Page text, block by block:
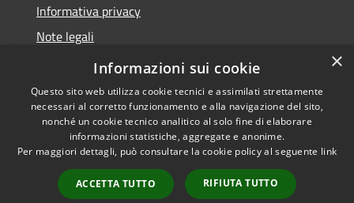
Indietro Prosegui
Informativa privacy
Note legali
Dichiarazione di accessibilità
Accessibilità
Copyright © 2026 • Comune di
Varano Borghi • Powered by
Municipium•
Accesso
redazione
×
Informazioni sui cookie
Questo sito web utilizza cookie tecnici e assimilati strettamente
necessari al corretto funzionamento e alla navigazione del sito,
nonché un cookie tecnico analitico al solo fine di elaborare
informazioni statistiche, aggregate e anonime.
Per maggiori dettagli, può consultare la cookie policy al seguente link
ACCETTA TUTTO RIFIUTA TUTTO